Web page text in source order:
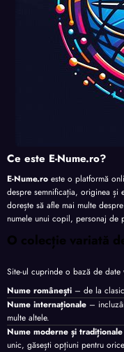
Ce este E-Nume.ro?
E-Nume.ro este o platformă
despre semnificația, originea și
dorește să afle mai multe
numele unui copil, personaj de
O colecție variată
Site-ul cuprinde o bază de
Nume românești – de la
Nume internaționale –
multe altele.
Nume moderne și tradiționale
unic, găsești opțiuni pentru